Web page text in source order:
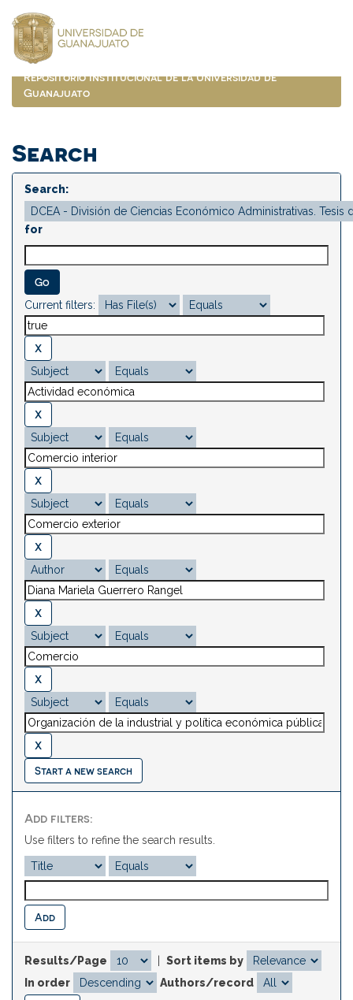
navigation
Repositorio Institucional de la Universidad de
Guanajuato
Search
Search:
for
Current filters:
Start a new search
Add filters:
Use filters to refine the search results.
Results/Page
Sort items by
In order
Authors/record